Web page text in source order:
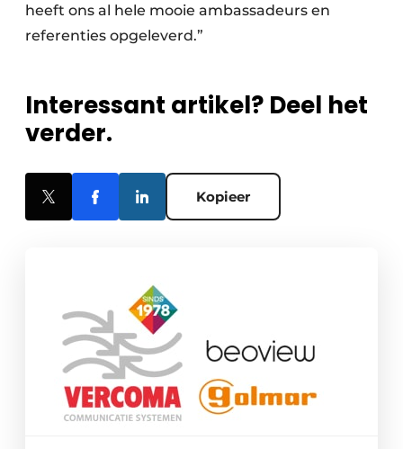
heeft ons al hele mooie ambassadeurs en
referenties opgeleverd.”
Interessant artikel? Deel het
verder.
Kopieer